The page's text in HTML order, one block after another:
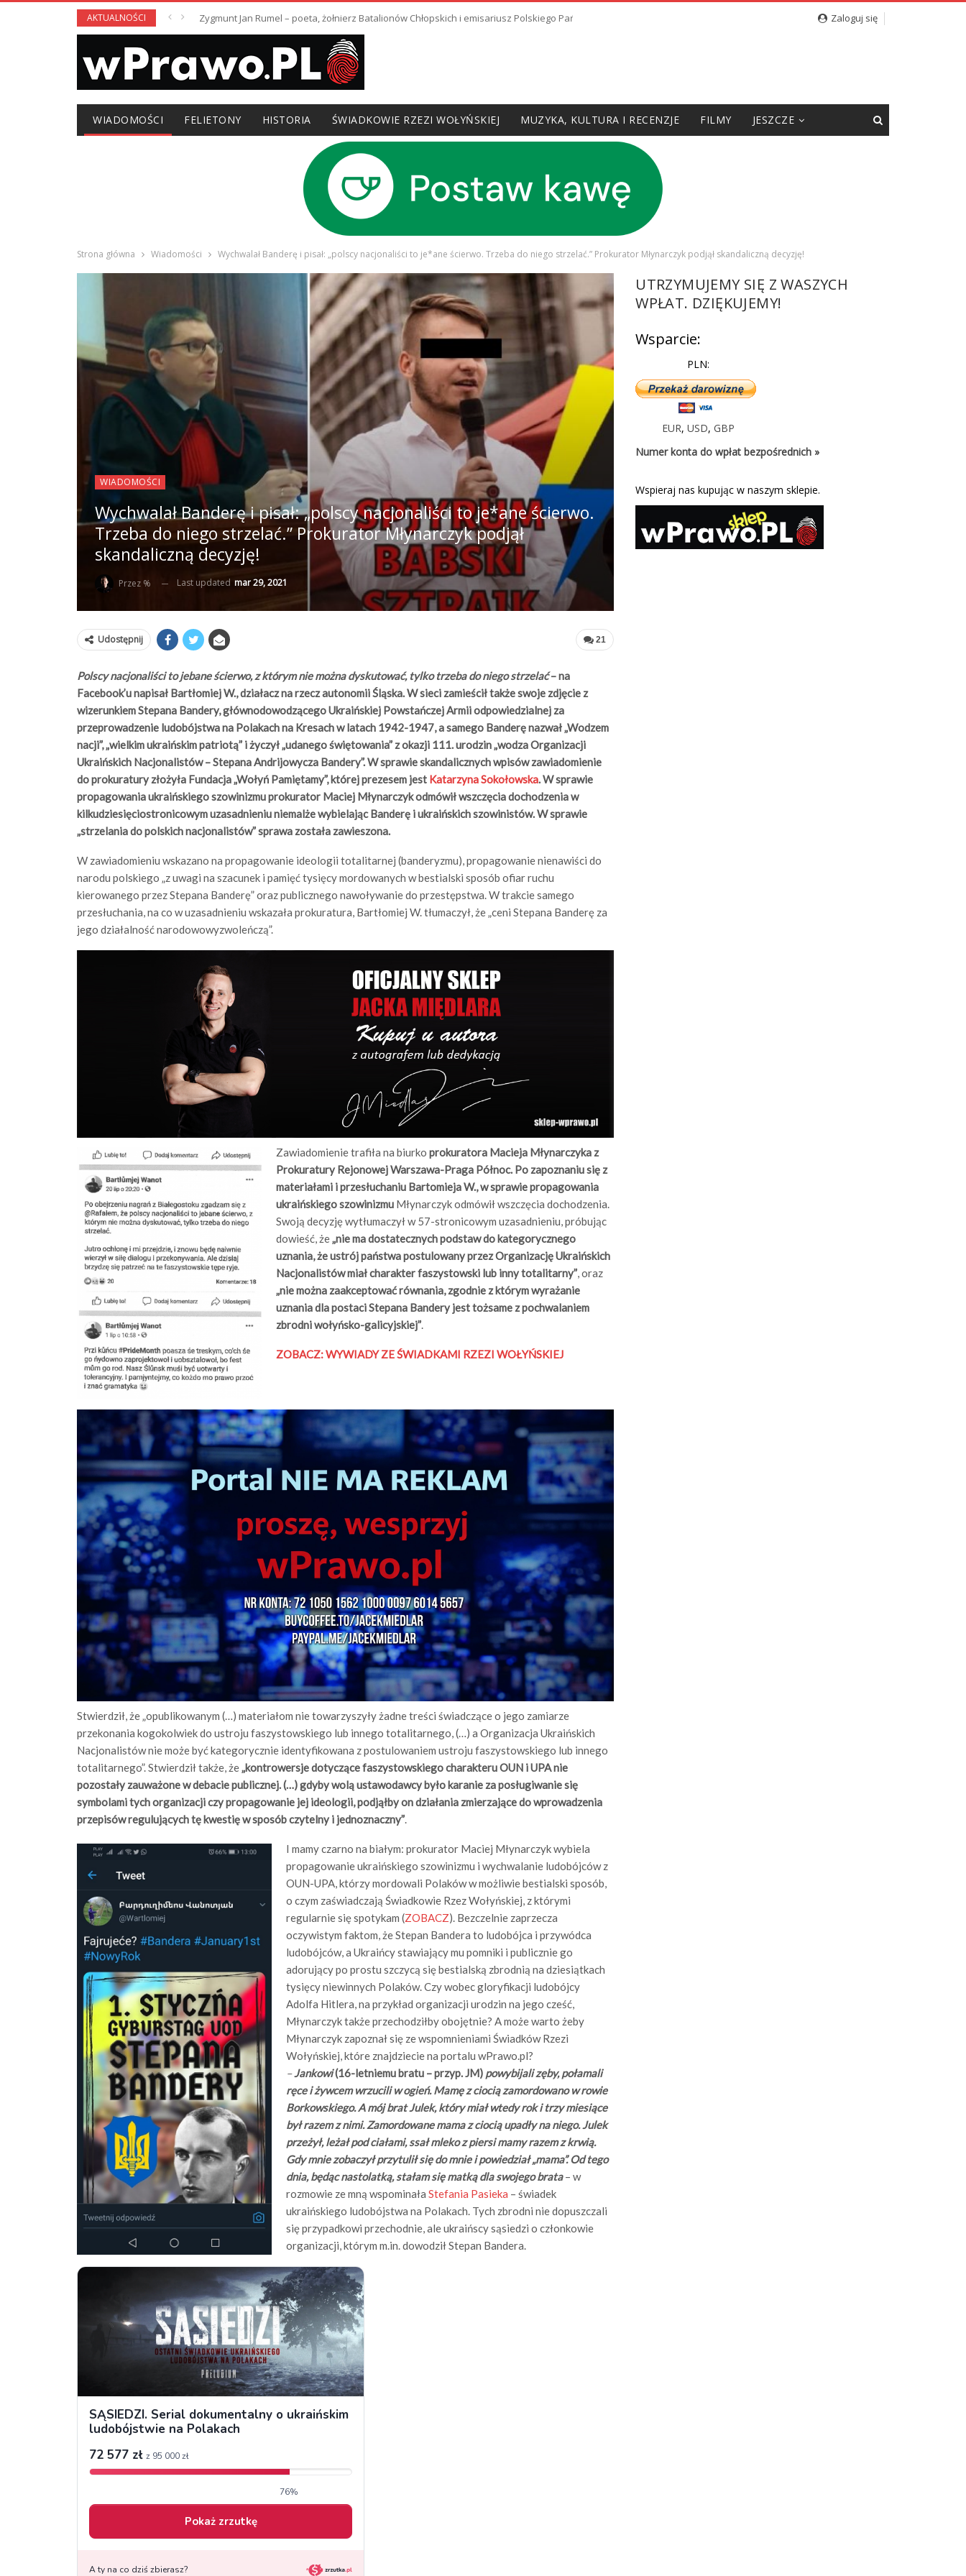
AKTUALNOŚCI Zygmunt Jan Rumel – poeta, żołnierz Batalionów Chłopskich i emisariusz Polskiego Państwa Podziemnego Zaloguj się
WIADOMOŚCI FELIETONY HISTORIA ŚWIADKOWIE RZEZI WOŁYŃSKIEJ MUZYKA, KULTURA I RECENZJE FILMY JESZCZE
Strona główna Wiadomości Wychwalał Banderę i pisał: „polscy nacjonaliści to je*ane ścierwo. Trzeba do niego strzelać.” Prokurator Młynarczyk podjął skandaliczną decyzję!
WIADOMOŚCI
Wychwalał Banderę i pisał: „polscy nacjonaliści to je*ane ścierwo.
Trzeba do niego strzelać.” Prokurator Młynarczyk podjął
skandaliczną decyzję!
Przez % Last updated mar 29, 2021
21
Udostępnij
Polscy nacjonaliści to jebane ścierwo, z którym nie można dyskutować, tylko trzeba do niego strzelać– na
Facebook’u napisał Bartłomiej W., działacz na rzecz autonomii Śląska. W sieci zamieścił także swoje zdjęcie z
wizerunkiem Stepana Bandery, głównodowodzącego Ukraińskiej Powstańczej Armii odpowiedzialnej za
przeprowadzenie ludobójstwa na Polakach na Kresach w latach 1942-1947, a samego Banderę nazwał „Wodzem
nacji”, „wielkim ukraińskim patriotą” i życzył „udanego świętowania” z okazji 111. urodzin „wodza Organizacji
Ukraińskich Nacjonalistów – Stepana Andrijowycza Bandery”. W sprawie skandalicznych wpisów zawiadomienie
do prokuratury złożyła Fundacja „Wołyń Pamiętamy”, której prezesem jest Katarzyna Sokołowska. W sprawie
propagowania ukraińskiego szowinizmu prokurator Maciej Młynarczyk odmówił wszczęcia dochodzenia w
kilkudziesięciostronicowym uzasadnieniu niemalże wybielając Banderę i ukraińskich szowinistów. W sprawie
„strzelania do polskich nacjonalistów” sprawa została zawieszona.
W zawiadomieniu wskazano na propagowanie ideologii totalitarnej (banderyzmu), propagowanie nienawiści do
narodu polskiego „z uwagi na szacunek i pamięć tysięcy mordowanych w bestialski sposób ofiar ruchu
kierowanego przez Stepana Banderę” oraz publicznego nawoływanie do przestępstwa. W trakcie samego
przesłuchania, na co w uzasadnieniu wskazała prokuratura, Bartłomiej W. tłumaczył, że „ceni Stepana Banderę za
jego działalność narodowowyzwoleńczą”.
Zawiadomienie trafiła na biurko prokuratora Macieja Młynarczyka z
Prokuratury Rejonowej Warszawa-Praga Północ. Po zapoznaniu się z
materiałami i przesłuchaniu Bartomieja W., w sprawie propagowania
ukraińskiego szowinizmu Młynarczyk odmówił wszczęcia dochodzenia.
Swoją decyzję wytłumaczył w 57-stronicowym uzasadnieniu, próbując
dowieść, że„nie ma dostatecznych podstaw do kategorycznego
uznania, że ustrój państwa postulowany przez Organizację Ukraińskich
Nacjonalistów miał charakter faszystowski lub inny totalitarny”, oraz
„nie można zaakceptować równania, zgodnie z którym wyrażanie
uznania dla postaci Stepana Bandery jest tożsame z pochwalaniem
zbrodni wołyńsko-galicyjskiej”.
ZOBACZ:WYWIADY ZE ŚWIADKAMI RZEZI WOŁYŃSKIEJ
Stwierdził, że „opublikowanym (…) materiałom nie towarzyszyły żadne treści świadczące o jego zamiarze
przekonania kogokolwiek do ustroju faszystowskiego lub innego totalitarnego, (…) a Organizacja Ukraińskich
Nacjonalistów nie może być kategorycznie identyfikowana z postulowaniem ustroju faszystowskiego lub innego
totalitarnego”. Stwierdził także, że„kontrowersje dotyczące faszystowskiego charakteru OUN i UPA nie
pozostały zauważone w debacie publicznej. (…) gdyby wolą ustawodawcy było karanie za posługiwanie się
symbolami tych organizacji czy propagowanie jej ideologii, podjąłby on działania zmierzające do wprowadzenia
przepisów regulujących tę kwestię w sposób czytelny i jednoznaczny”.
I mamy czarno na białym: prokurator Maciej Młynarczyk wybiela
propagowanie ukraińskiego szowinizmu i wychwalanie ludobójców z
OUN-UPA, którzy mordowali Polaków w możliwie bestialski sposób,
o czym zaświadczają Świadkowie Rzez Wołyńskiej, z którymi
regularnie się spotykam (ZOBACZ). Bezczelnie zaprzecza
oczywistym faktom, że Stepan Bandera to ludobójca i przywódca
ludobójców, a Ukraińcy stawiający mu pomniki i publicznie go
adorujący po prostu szczycą się bestialską zbrodnią na dziesiątkach
tysięcy niewinnych Polaków. Czy wobec gloryfikacji ludobójcy
Adolfa Hitlera, na przykład organizacji urodzin na jego cześć,
Młynarczyk także przechodziłby obojętnie? A może warto żeby
Młynarczyk zapoznał się ze wspomnieniami Świadków Rzezi
Wołyńskiej, które znajdziecie na portalu wPrawo.pl?
–Jankowi(16-letniemu bratu – przyp. JM) powybijali zęby, połamali
ręce i żywcem wrzucili w ogień. Mamę z ciocią zamordowano w rowie
Borkowskiego. A mój brat Julek, który miał wtedy rok i trzy miesiące
był razem z nimi. Zamordowane mama z ciocią upadły na niego. Julek
przeżył, leżał pod ciałami, ssał mleko z piersi mamy razem z krwią.
Gdy mnie zobaczył przytulił się do mnie i powiedział „mama”. Od tego
dnia, będąc nastolatką, stałam się matką dla swojego brata – w
rozmowie ze mną wspominała Stefania Pasieka – świadek
ukraińskiego ludobójstwa na Polakach. Tych zbrodni nie dopuszczali
się przypadkowi przechodnie, ale ukraińscy sąsiedzi o członkowie
organizacji, którym m.in. dowodził Stepan Bandera.
UTRZYMUJEMY SIĘ Z WASZYCH
WPŁAT. DZIĘKUJEMY!
Wsparcie:
PLN:
EUR,USD,GBP
Numer konta do wpłat bezpośrednich »
Wspieraj nas kupując w naszym sklepie.